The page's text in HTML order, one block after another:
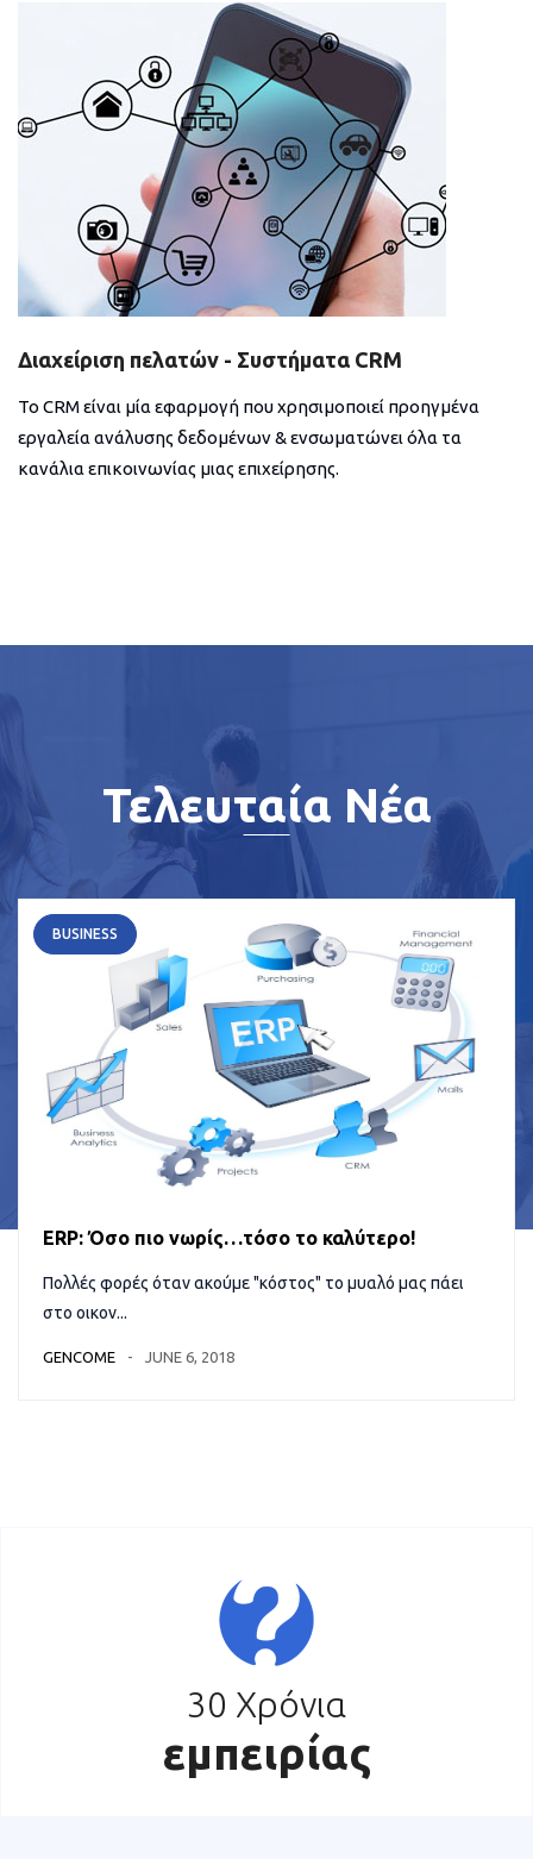
Διαχείριση πελατών - Συστήματα CRM
Το CRM είναι μία εφαρμογή που χρησιμοποιεί προηγμένα
εργαλεία ανάλυσης δεδομένων & ενσωματώνει όλα τα
κανάλια επικοινωνίας μιας επιχείρησης.
Τελευταία Νέα
BUSINESS
ERP: Όσο πιο νωρίς…τόσο το καλύτερο!
Πολλές φορές όταν ακούμε "κόστος" το μυαλό μας πάει
στο οικον...
GENCOME JUNE 6, 2018
30 Χρόνια
εμπειρίας